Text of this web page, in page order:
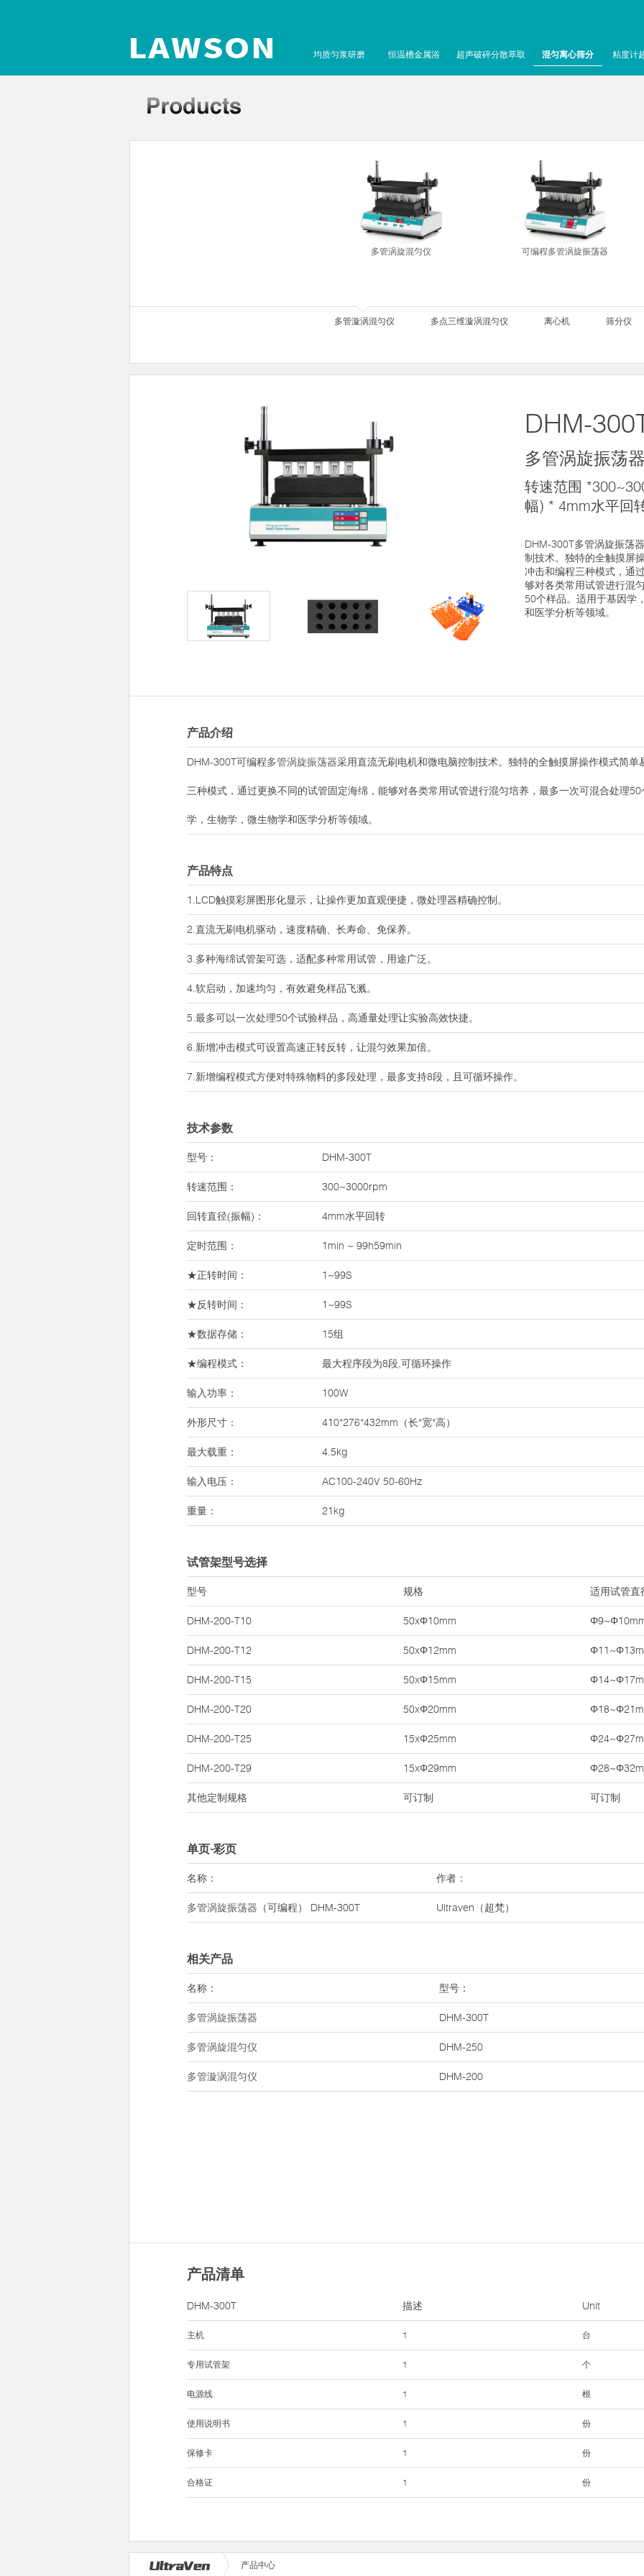
均质匀浆研磨 恒温槽金属浴 超声破碎分散萃取 混匀离心筛分 粘度计
多管涡旋混匀仪 可编程多管涡旋振荡器
多管漩涡混匀仪 多点三维漩涡混匀仪 离心机 筛分仪
DHM-
多管涡旋振荡
转速范围
幅) * 4mm水平回
DHM-300T多管涡旋振荡
制技术。独特的全触摸屏
冲击和编程三种模式，通
够对各类常用试管进行混
50个样品。适用于基因学
和医学分析等领域。
产品介绍
DHM-300T可编程多管涡旋振荡器采用直流无刷电机和微电脑控制技术。独特的全触摸屏操作模式简
三种模式，通过更换不同的试管固定海绵，能够对各类常用试管进行混匀培养，最多一次可混合处理
学，生物学，微生物学和医学分析等领域。
产品特点
1.LCD触摸彩屏图形化显示，让操作更加直观便捷，微处理器精确控制。
2.直流无刷电机驱动，速度精确、长寿命、免保养。
3.多种海绵试管架可选，适配多种常用试管，用途广泛。
4.软启动，加速均匀，有效避免样品飞溅。
5.最多可以一次处理50个试验样品，高通量处理让实验高效快捷。
6.新增冲击模式可设置高速正转反转，让混匀效果加倍。
7.新增编程模式方便对特殊物料的多段处理，最多支持8段，且可循环操作。
技术参数
型号： DHM-300T
转速范围： 300~3000rpm
回转直径(振幅)： 4mm水平回转
定时范围： 1min ~ 99h59min
★正转时间： 1~99S
★反转时间： 1~99S
★数据存储： 15组
★编程模式： 最大程序段为8段,可循环操作
输入功率： 100W
外形尺寸： 410*276*432mm（长*宽*高）
最大载重： 4.5kg
输入电压： AC100-240V 50-60Hz
重量： 21kg
试管架型号选择
型号 规格 适用试管直
DHM-200-T10 50xΦ10mm
DHM-200-T12 50xΦ12mm
DHM-200-T15 50xΦ15mm
DHM-200-T20 50xΦ20mm
DHM-200-T25 15xΦ25mm
DHM-200-T29 15xΦ29mm
其他定制规格 可订制 可订制
单页-彩页
名称： 作者：
多管涡旋振荡器 （可编程） DHM-300T Ultraven（超梵）
相关产品
名称： 型号：
多管涡旋振荡器 DHM-300T
多管涡旋混匀仪 DHM-250
多管漩涡混匀仪 DHM-200
产品清单
DHM-300T Unit
主机 台
专用试管架 个
电源线 根
使用说明书 份
保修卡 份
合格证 份
描述
1
1
1
1
1
1
产品中心